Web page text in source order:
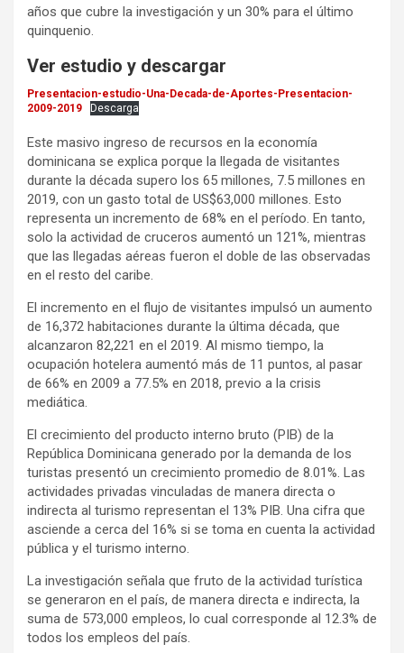
años que cubre la investigación y un 30% para el último
quinquenio.
Ver estudio y descargar
Presentacion-estudio-Una-Decada-de-Aportes-Presentacion-
2009-2019
Descarga
Este masivo ingreso de recursos en la economía
dominicana se explica porque la llegada de visitantes
durante la década supero los 65 millones, 7.5 millones en
2019, con un gasto total de US$63,000 millones. Esto
representa un incremento de 68% en el período. En tanto,
solo la actividad de cruceros aumentó un 121%, mientras
que las llegadas aéreas fueron el doble de las observadas
en el resto del caribe.
El incremento en el flujo de visitantes impulsó un aumento
de 16,372 habitaciones durante la última década, que
alcanzaron 82,221 en el 2019. Al mismo tiempo, la
ocupación hotelera aumentó más de 11 puntos, al pasar
de 66% en 2009 a 77.5% en 2018, previo a la crisis
mediática.
El crecimiento del producto interno bruto (PIB) de la
República Dominicana generado por la demanda de los
turistas presentó un crecimiento promedio de 8.01%. Las
actividades privadas vinculadas de manera directa o
indirecta al turismo representan el 13% PIB. Una cifra que
asciende a cerca del 16% si se toma en cuenta la actividad
pública y el turismo interno.
La investigación señala que fruto de la actividad turística
se generaron en el país, de manera directa e indirecta, la
suma de 573,000 empleos, lo cual corresponde al 12.3% de
todos los empleos del país.